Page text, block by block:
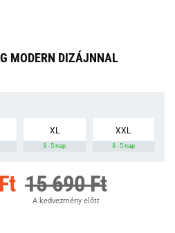
MODERN DIZÁJNNAL
XL
3 - 5 nap
XXL
3 - 5 nap
15 690 Ft
A kedvezmény előtt